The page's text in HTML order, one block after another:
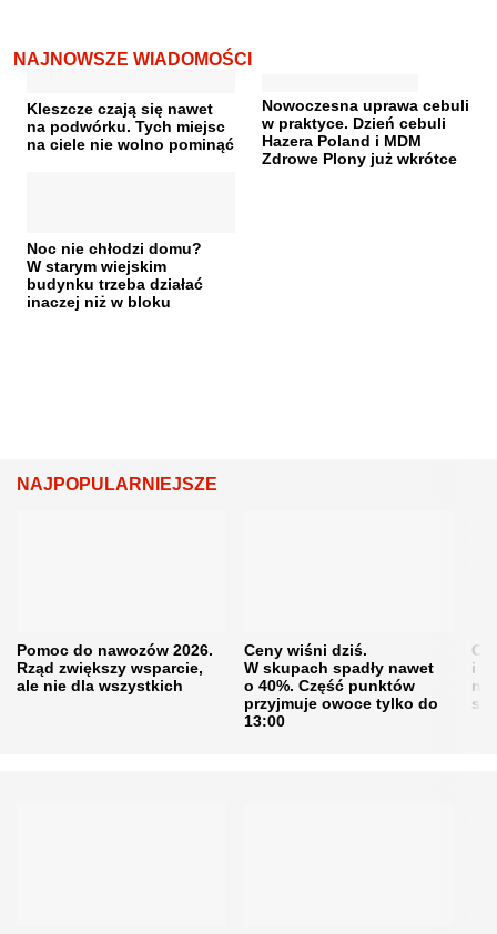
NAJNOWSZE WIADOMOŚCI
Kleszcze czają się nawet
na podwórku. Tych miejsc
na ciele nie wolno pominąć
Nowoczesna uprawa cebuli
w praktyce. Dzień cebuli
Hazera Poland i MDM
Zdrowe Plony już wkrótce
Noc nie chłodzi domu?
W starym wiejskim
budynku trzeba działać
inaczej niż w bloku
NAJPOPULARNIEJSZE
Pomoc do nawozów 2026.
Rząd zwiększy wsparcie,
ale nie dla wszystkich
Ceny wiśni dziś.
W skupach spadły nawet
o 40%. Część punktów
przyjmuje owoce tylko do
13:00
i